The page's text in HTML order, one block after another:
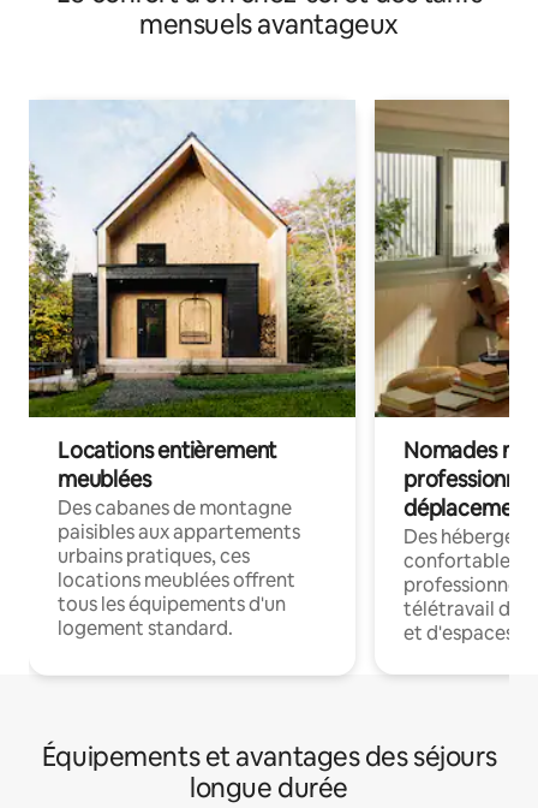
mensuels avantageux
Locations entièrement
meublées
Des cabanes de montagne
paisibles aux appartements
urbains pratiques, ces
locations meublées offrent
tous les équipements d'un
logement standard.
Nomades
déplacement
Des
confortables
professionnels
télétravail
et d'espaces
Équipements et avantages des séjours
longue durée